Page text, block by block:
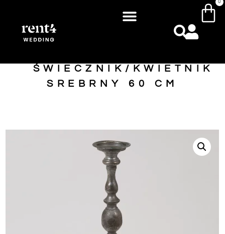
0
ŚWIECZNIK/KWIETNIK
SREBRNY 60 CM